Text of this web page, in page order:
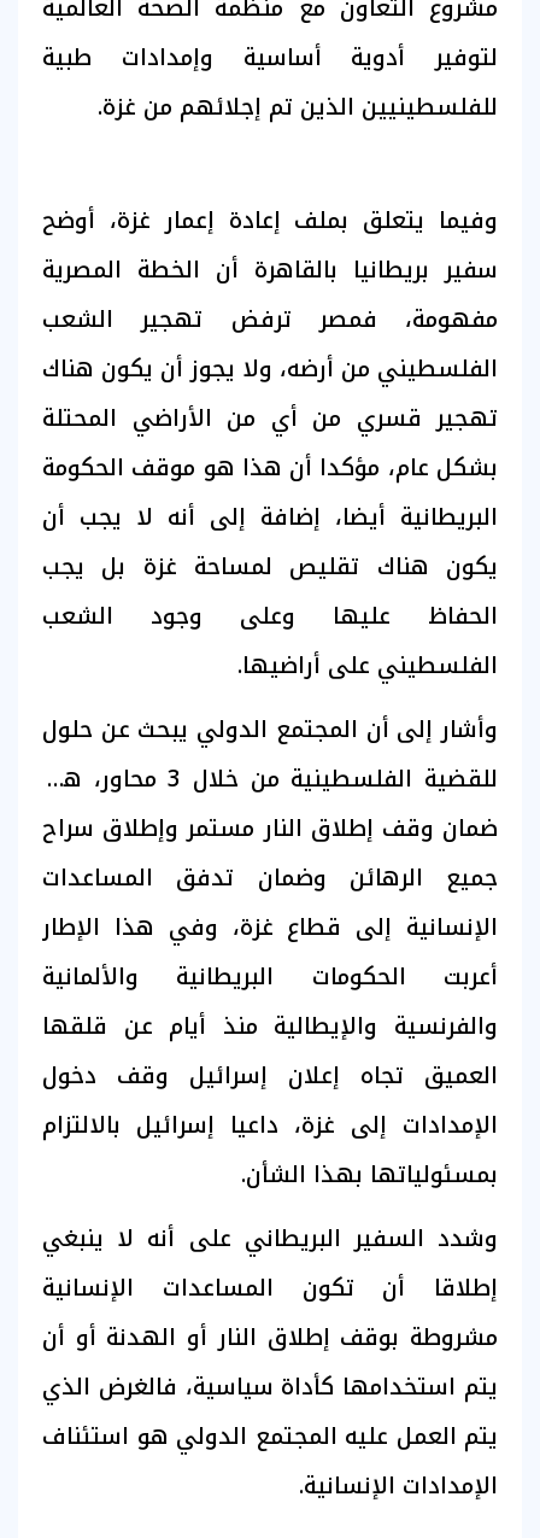
لتوفير أدوية أساسية وإمدادات طبية
للفلسطينيين الذين تم إجلائهم من غزة.
وفيما يتعلق بملف إعادة إعمار غزة، أوضح
سفير بريطانيا بالقاهرة أن الخطة المصرية
مفهومة، فمصر ترفض تهجير الشعب
الفلسطيني من أرضه، ولا يجوز أن يكون هناك
تهجير قسري من أي من الأراضي المحتلة
بشكل عام، مؤكدا أن هذا هو موقف الحكومة
البريطانية أيضا، إضافة إلى أنه لا يجب أن
يكون هناك تقليص لمساحة غزة بل يجب
الحفاظ عليها وعلى وجود الشعب
الفلسطيني على أراضيها.
وأشار إلى أن المجتمع الدولي يبحث عن حلول
للقضية الفلسطينية من خلال 3 محاور، هي
ضمان وقف إطلاق النار مستمر وإطلاق سراح
جميع الرهائن وضمان تدفق المساعدات
الإنسانية إلى قطاع غزة، وفي هذا الإطار
أعربت الحكومات البريطانية والألمانية
والفرنسية والإيطالية منذ أيام عن قلقها
العميق تجاه إعلان إسرائيل وقف دخول
الإمدادات إلى غزة، داعيا إسرائيل بالالتزام
بمسئولياتها بهذا الشأن.
وشدد السفير البريطاني على أنه لا ينبغي
إطلاقا أن تكون المساعدات الإنسانية
مشروطة بوقف إطلاق النار أو الهدنة أو أن
يتم استخدامها كأداة سياسية، فالغرض الذي
يتم العمل عليه المجتمع الدولي هو استئناف
الإمدادات الإنسانية.